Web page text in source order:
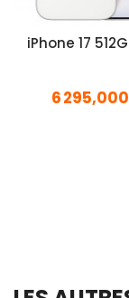
iPhone 17
6